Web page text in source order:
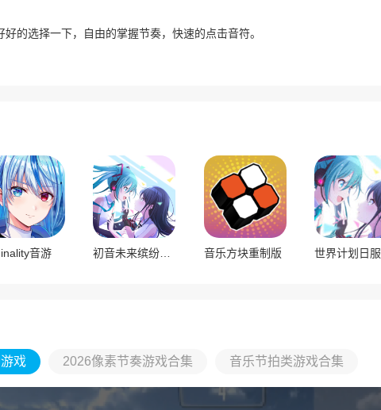
的选择一下，自由的掌握节奏，快速的点击音符。
音游 音乐方块重制版 世界计划日服
戏 2026像素节奏游戏合集 音乐节拍类游戏合集